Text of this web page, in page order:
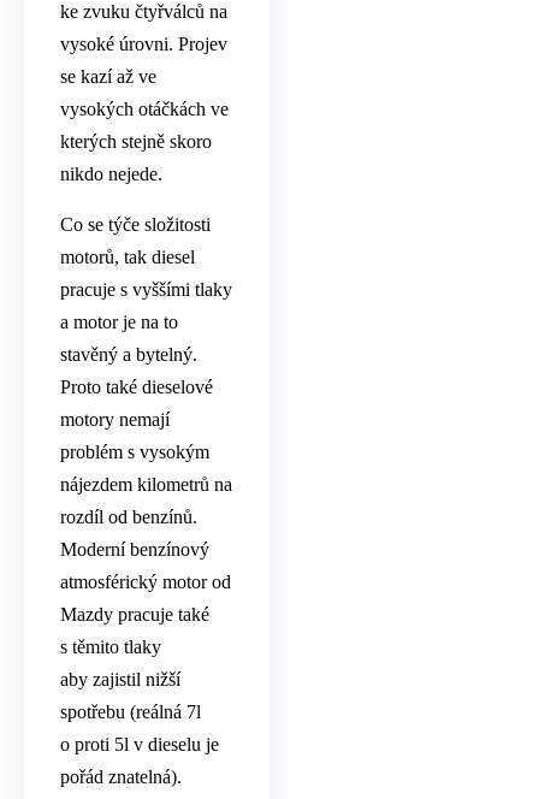
ke zvuku čtyřválců na
vysoké úrovni. Projev
se kazí až ve
vysokých otáčkách ve
kterých stejně skoro
nikdo nejede.
Co se týče složitosti
motorů, tak diesel
pracuje s vyššími tlaky
a motor je na to
stavěný a bytelný.
Proto také dieselové
motory nemají
problém s vysokým
nájezdem kilometrů na
rozdíl od benzínů.
Moderní benzínový
atmosférický motor od
Mazdy pracuje také
s těmito tlaky
aby zajistil nižší
spotřebu (reálná 7l
o proti 5l v dieselu je
pořád znatelná).